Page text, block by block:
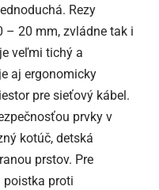
Rezy
– 20 mm, zvládne tak i
veľmi tichý a
aj ergonomicky
pre sieťový kábel.
prvky v
kotúč, detská
prstov. Pre
poistka proti